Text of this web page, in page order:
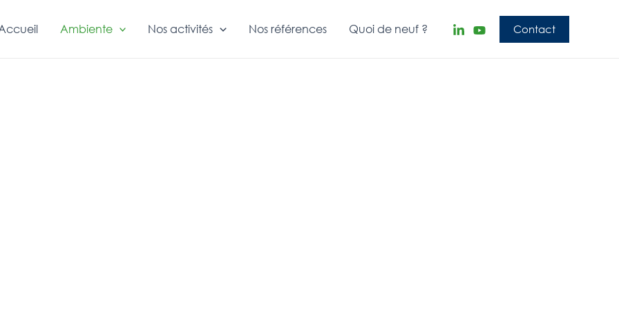
Ambiente Nos activités Nos références Quoi de neuf ? Contact